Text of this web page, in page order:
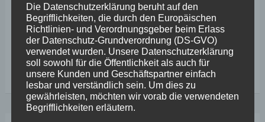
WÄHLER Fraktion im Landtag Rheinland-Pfalz, die dem
Antrag ebenso wie SPD, Grüne,
11.
Plenarsitzung
Stephan
Weiterlesen
Die Datenschutzerklärung beruht auf den
Begrifflichkeiten, die durch den Europäischen
Richtlinien- und Verordnungsgeber beim Erlass
der Datenschutz-Grundverordnung (DS-GVO)
verwendet wurden. Unsere Datenschutzerklärung
soll sowohl für die Öffentlichkeit als auch für
unsere Kunden und Geschäftspartner einfach
lesbar und verständlich sein. Um dies zu
gewährleisten, möchten wir vorab die verwendeten
Begrifflichkeiten erläutern.